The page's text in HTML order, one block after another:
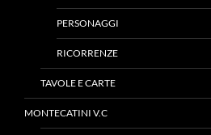
PERSONAGGI
RICORRENZE
TAVOLE E CARTE
MONTECATINI V.C